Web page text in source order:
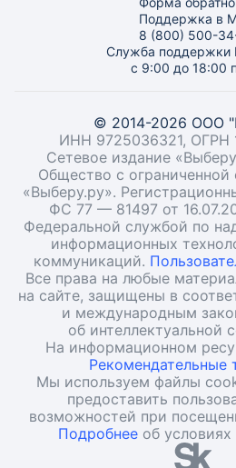
Поддержка в
8 (800) 500-
Служба поддержки
с 9:00 до 18:00
© 2014-2026 ООО
ИНН 9725036321, ОГРН
Сетевое издание
Общество с ограниченной
«Выберу.ру».
ФС 77 — 81497 от
Федеральной службой по
информационных
коммуникаций.
Все права на любые
на сайте, защищены в
и международным
об интеллектуальной
На информационном
Рекомендательные
Мы используем файлы
предоставить
возможностей при
Подробнее об условиях